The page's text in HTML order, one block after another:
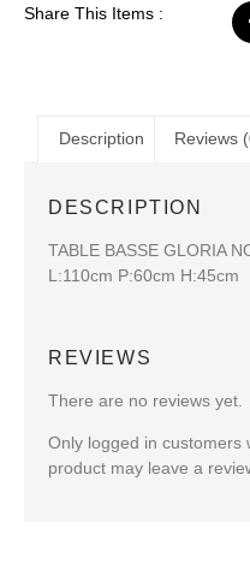
Share This Items :
Description Reviews
DESCRIPTION
TABLE BASSE GLORIA
L:110cm P:60cm H:45cm
REVIEWS
There are no reviews yet.
Only logged in customers
product may leave a